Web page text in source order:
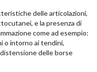
delle articolazioni,
e la presenza di
come ad esempio:
o intorno ai tendini,
delle borse